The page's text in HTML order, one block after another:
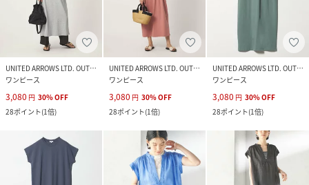
UNITED ARROWS LTD. OUTLET
ワンピース
3,080 円 30%OFF
28ポイント(1倍)
UNITED ARROWS LTD. OUTLET
ワンピース
3,080 円 30%OFF
28ポイント(1倍)
UNITED ARROWS LTD. OUTLET
ワンピース
3,080 円 30%OFF
28ポイント(1倍)